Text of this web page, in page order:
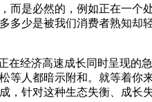
是必然的，例如正在一个
多少是被我们消费者熟知却
经济高速成长同时呈现的
人都暗示附和。就等着你
，针对这种生态失衡、成长